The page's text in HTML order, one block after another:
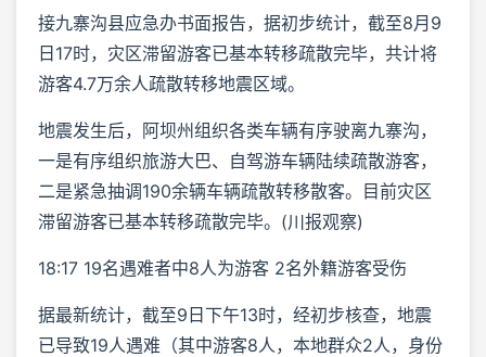
接九寨沟县应急办书面报告，据初步统计，截至8月9
日17时，灾区滞留游客已基本转移疏散完毕，共计将
游客4.7万余人疏散转移地震区域。
地震发生后，阿坝州组织各类车辆有序驶离九寨沟，
一是有序组织旅游大巴、自驾游车辆陆续疏散游客，
二是紧急抽调190余辆车辆疏散转移散客。目前灾区
滞留游客已基本转移疏散完毕。(川报观察)
18:17 19名遇难者中8人为游客 2名外籍游客受伤
据最新统计，截至9日下午13时，经初步核查，地震
已导致19人遇难（其中游客8人，本地群众2人，身份